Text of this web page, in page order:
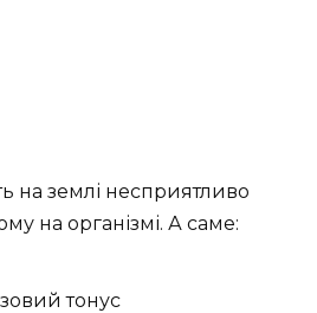
на землі несприятливо
на організмі. А саме:
тонус